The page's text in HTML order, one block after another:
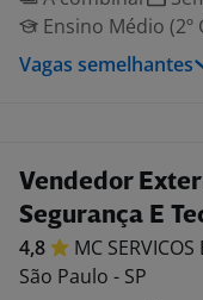
Ensino Médio (2º
Vagas semelhantes
Vendedor
Segurança E
4,8 MC
São Paulo - SP